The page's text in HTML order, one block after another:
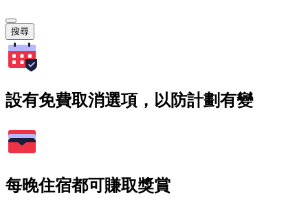
搜尋
設有免費取消選項，以防計劃有變
每晚住宿都可賺取獎賞